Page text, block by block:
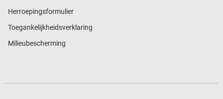
Herroepingsformulier
Toegankelijkheidsverklaring
Milieubescherming